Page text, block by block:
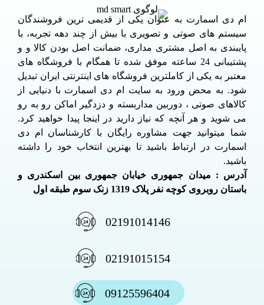
ام دی اسمارت به عنوان یکی از قدیمی ترین فروشندگان
سیستم های صوتی و تصویری با بیش از چند دهه تجربه، با
پایبندی به اصل مشتری مداری، ضمانت اصل بودن کالا و و
پشتیبانی 24 ساعته موفق شده تا همگام با فروشگاه های
معتبر به یکی از کاملترین فروشگاه های اینترنتی ایران تبدیل
شود. به محض ورود به سایت ام دی اسمارت با دنیایی از
کالاهای صوتی ، دوربین مداربسته و دزدگیر اماکن رو به رو
می شوید و هر آنچه که نیاز دارید در اینجا پیدا خواهید کرد.
شما میتوانید جهت مشاوره رایگان با کارشناسان ام دی
اسمارت در ارتباط باشید تا بهترین انتخاب خود را داشته
باشید.
آدرس : میدان جمهوری خیابان جمهوری بین اسکندری و
باستان روبروی کوچه نفر پلاک 1319 زنک سوم طبقه اول
02191014146
02191015154
09125596404